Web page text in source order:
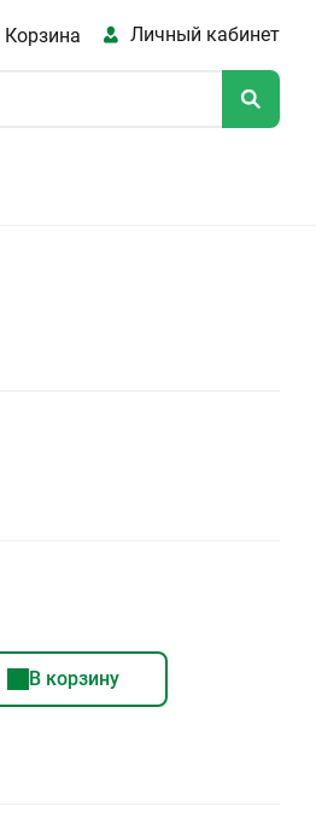
Корзина Личный кабинет
В корзину